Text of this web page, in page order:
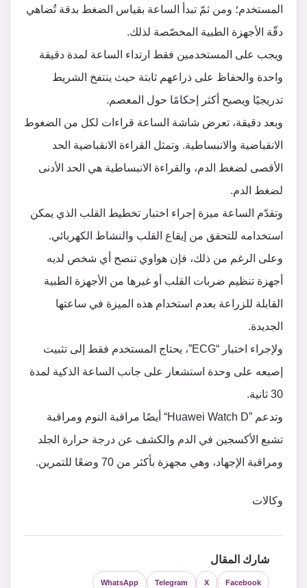
المستخدم؛ ومن ثمّ تبدأ الساعة بقياس الضغط بدقة تُضاهي
دقّة الأجهزة الطبية المخصّصة لذلك.
ويجب على المستخدمين فقط ارتداء الساعة لمدة دقيقة
واحدة والحفاظ على ذراعهم ثابتة حيث ينتفخ الشريط
تدريجيًا ويصبح أكثر إحكامًا حول المعصم.
وبعد دقيقة، تعرض شاشة الساعة قراءات لكل من الضغوط
الانقباضية والانبساطية. وتمثل القراءة الانقباضية الحد
الأقصى لضغط الدم، والقراءة الانبساطية هي الحد الأدنى
لضغط الدم.
وتقدّم الساعة ميزة إجراء اختبار تخطيط القلب الذي يمكن
استخدامه للتحقق من إيقاع القلب والنشاط الكهربائي.
وعلى الرغم من ذلك، فإن هواوي تنصح أي شخص لديه
أجهزة تنظيم ضربات القلب أو غيرها من الأجهزة الطبية
القابلة للزراعة بعدم استخدام هذه الميزة في ساعتها
الجديدة.
ولإجراء اختبار “ECG”، يحتاج المستخدم فقط إلى تثبيت
إصبعه على وحدة استشعار على جانب الساعة الذكية لمدة
30 ثانية.
وتدعم ”Huawei Watch D“ أيضًا مراقبة النوم ومراقبة
تشبع الأكسجين في الدم والكشف عن درجة حرارة الجلد
ومراقبة الإجهاد، وهي مجهزة بأكثر من 70 وضعًا للتمرين.
وكالات
شارك المقال
Facebook
X
Telegram
WhatsApp